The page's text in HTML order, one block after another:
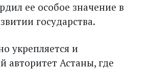
ее особое значение в
государства.
укрепляется и
Астаны, где